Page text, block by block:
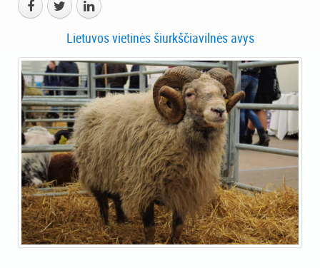
Lietuvos vietinės šiurkščiavilnės avys